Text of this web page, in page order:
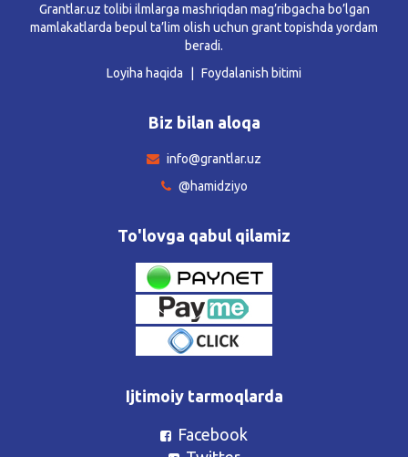
Grantlar.uz tolibi ilmlarga mashriqdan mag’ribgacha bo’lgan
mamlakatlarda bepul ta’lim olish uchun grant topishda yordam
beradi.
Loyiha haqida
Foydalanish bitimi
Biz bilan aloqa
info@grantlar.uz
@hamidziyo
To'lovga qabul qilamiz
Ijtimoiy tarmoqlarda
Facebook